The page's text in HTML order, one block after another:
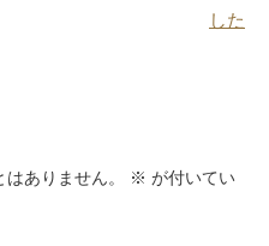
した
ありません。 ※ が付いてい